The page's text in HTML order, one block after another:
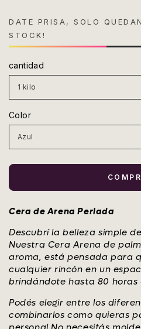
DATE PRISA, SOLO
STOCK!
cantidad
Color
Cera de Arena Perlada
Descubrí la belleza simple
Nuestra Cera Arena de
aroma, está pensada para
cualquier rincón en un
brindándote hasta 80 horas
Podés elegir entre los
combinarlos como quieras